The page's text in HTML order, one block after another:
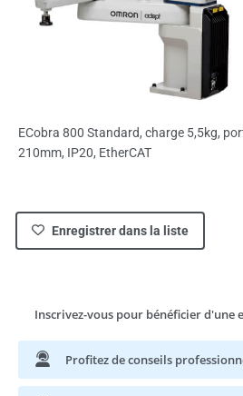
ECobra 800 Standard, charge 5,5kg,
210mm, IP20, EtherCAT
Enregistrer dans la liste
Inscrivez-vous pour bénéficier d'une
Profitez de conseils